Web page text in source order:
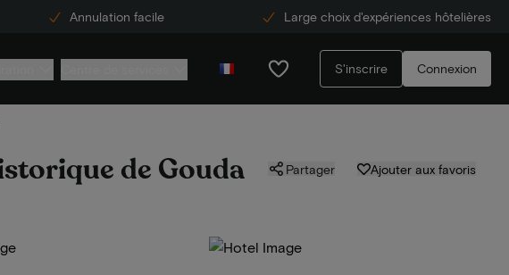
Annulation facile Large choix d'expériences hôtelières
S'inscrire Connexion
de Gouda Partager Ajouter aux favoris